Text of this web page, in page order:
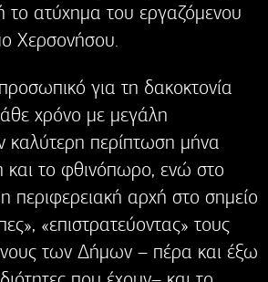
ατύχημα του εργαζόμενου
Χερσονήσου.
για τη δακοκτονία
χρόνο με μεγάλη
καλύτερη περίπτωση μήνα
το φθινόπωρο, ενώ στο
περιφερειακή αρχή στο σημείο
«επιστρατεύοντας» τους
των Δήμων – πέρα και έξω